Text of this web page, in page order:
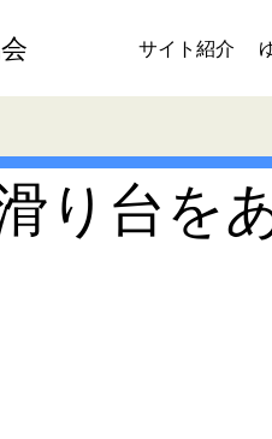
サイト紹介
り台を